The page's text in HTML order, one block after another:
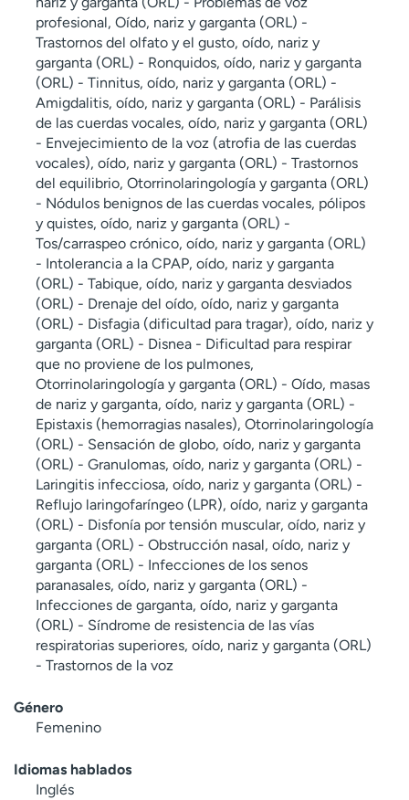
profesional, Oído, nariz y garganta (ORL) -
Trastornos del olfato y el gusto, oído, nariz y
garganta (ORL) - Ronquidos, oído, nariz y garganta
(ORL) - Tinnitus, oído, nariz y garganta (ORL) -
Amigdalitis, oído, nariz y garganta (ORL) - Parálisis
de las cuerdas vocales, oído, nariz y garganta (ORL)
- Envejecimiento de la voz (atrofia de las cuerdas
vocales), oído, nariz y garganta (ORL) - Trastornos
del equilibrio, Otorrinolaringología y garganta (ORL)
- Nódulos benignos de las cuerdas vocales, pólipos
y quistes, oído, nariz y garganta (ORL) -
Tos/carraspeo crónico, oído, nariz y garganta (ORL)
- Intolerancia a la CPAP, oído, nariz y garganta
(ORL) - Tabique, oído, nariz y garganta desviados
(ORL) - Drenaje del oído, oído, nariz y garganta
(ORL) - Disfagia (dificultad para tragar), oído, nariz y
garganta (ORL) - Disnea - Dificultad para respirar
que no proviene de los pulmones,
Otorrinolaringología y garganta (ORL) - Oído, masas
de nariz y garganta, oído, nariz y garganta (ORL) -
Epistaxis (hemorragias nasales), Otorrinolaringología
(ORL) - Sensación de globo, oído, nariz y garganta
(ORL) - Granulomas, oído, nariz y garganta (ORL) -
Laringitis infecciosa, oído, nariz y garganta (ORL) -
Reflujo laringofaríngeo (LPR), oído, nariz y garganta
(ORL) - Disfonía por tensión muscular, oído, nariz y
garganta (ORL) - Obstrucción nasal, oído, nariz y
garganta (ORL) - Infecciones de los senos
paranasales, oído, nariz y garganta (ORL) -
Infecciones de garganta, oído, nariz y garganta
(ORL) - Síndrome de resistencia de las vías
respiratorias superiores, oído, nariz y garganta (ORL)
- Trastornos de la voz
Género
Femenino
Idiomas hablados
Inglés